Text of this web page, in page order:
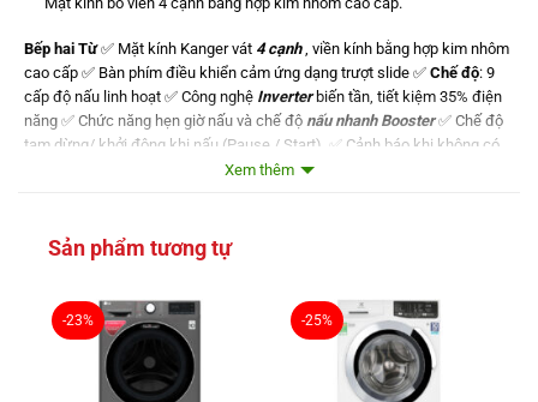
Bếp hai Từ✅ Mặt kính Kanger vát 4 cạnh, viền kính bằng hợp kim nhôm
cao cấp ✅ Bàn phím điều khiển cảm ứng dạng trượt slide ✅ Chế độ: 9
cấp độ nấu linh hoạt ✅ Công nghệ Inverterbiến tần, tiết kiệm 35% điện
năng ✅ Chức năng hẹn giờ nấu và chế độ nấu nhanh Booster✅ Chế độ
tạm dừng/ khởi động khi nấu (Pause / Start). ✅ Cảnh báo khi không có
nồi hoặc sử dụng nồi không phù hợp ✅ Phím khóa an toàn, tính năng tạm
Điện áp:220 - 240V, 50/60 Hz ✅
Booster 2400 W ✅
Kích thước mặt kính
Xem thêm
Sản phẩm tương tự
-23% -25%